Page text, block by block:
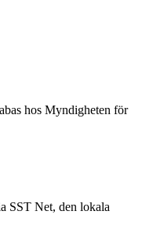
hos Myndigheten för
SST Net, den lokala